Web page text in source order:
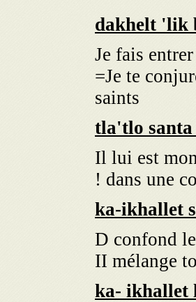
dakhelt 'lik
Je fais
=Je te
saints
tla'tlo
Il lui est
dans une
ka-ikhallet
D confond
II mélange
ka- ikhallet